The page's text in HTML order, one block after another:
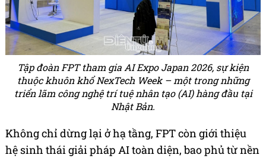
Tập đoàn FPT tham gia AI Expo Japan 2026, sự kiện
thuộc khuôn khổ NexTech Week – một trong những
triển lãm công nghệ trí tuệ nhân tạo (AI) hàng đầu tại
Nhật Bản.
Không chỉ dừng lại ở hạ tầng, FPT còn giới thiệu
hệ sinh thái giải pháp AI toàn diện, bao phủ từ nền